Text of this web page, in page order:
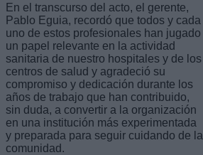
En el transcurso del acto, el gerente,
Pablo Eguia, recordó que todos y cada
uno de estos profesionales han jugado
un papel relevante en la actividad
sanitaria de nuestro hospitales y de los
centros de salud y agradeció su
compromiso y dedicación durante los
años de trabajo que han contribuido,
sin duda, a convertir a la organización
en una institución más experimentada
y preparada para seguir cuidando de la
comunidad.